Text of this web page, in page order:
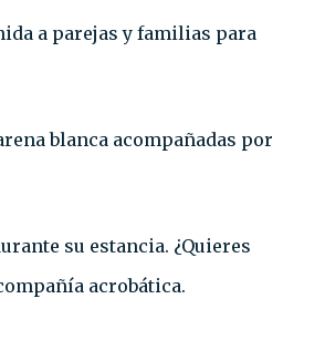
a parejas y familias para
blanca acompañadas por
su estancia. ¿Quieres
acrobática.